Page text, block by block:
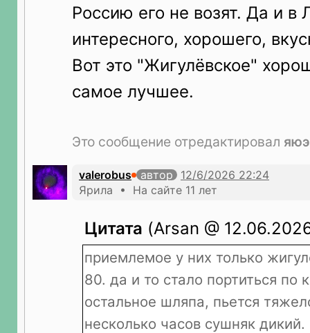
Россию его не возят. Да и в
интересного, хорошего,
Вот это "Жигулёвское"
самое лучшее.
Это сообщение отредактировал яюэ
valerobus
автор
Ярила • На сайте 11 лет
Цитата (Arsan @
приемлемое у них только
80. да и то стало портиться по
остальное шляпа, пьется
несколько часов сушняк дикий.